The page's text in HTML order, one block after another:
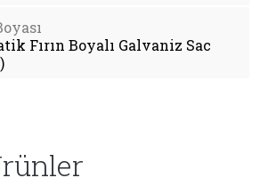
Fırın Boyalı Galvaniz Sac